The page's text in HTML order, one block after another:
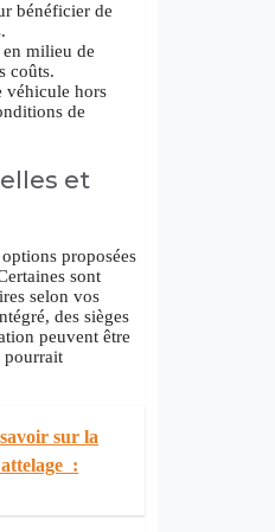
bénéficier de
milieu de
coûts.
véhicule hors
de
et
proposées
sont
selon vos
des sièges
peuvent être
pourrait
sur la
: